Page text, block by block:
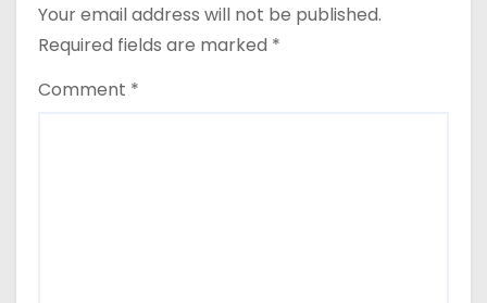
Your email address will not be published.
Required fields are marked *
Comment *